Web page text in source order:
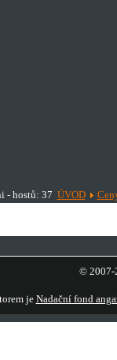
- hostů: 37 ÚVOD
© 2007-
je Nadační fond